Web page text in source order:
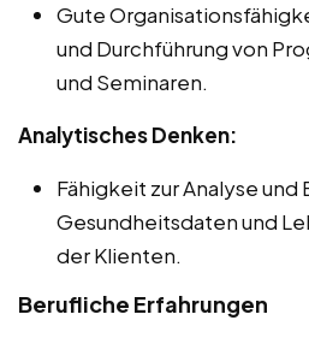
Gute
und Durchführung von
und Seminaren.
Analytisches Denken:
Fähigkeit zur Analyse
Gesundheitsdaten und
der Klienten.
Berufliche Erfahrungen